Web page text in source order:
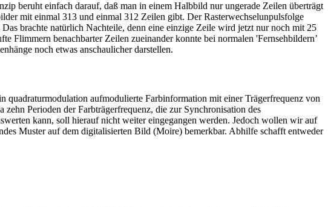
beruht einfach darauf, daß man in einem Halbbild nur ungerade Zeilen überträgt
mit einmal 313 und einmal 312 Zeilen gibt. Der Rasterwechselunpulsfolge
brachte natürlich Nachteile, denn eine einzige Zeile wird jetzt nur noch mit 25
Flimmern benachbarter Zeilen zueinander konnte bei normalen 'Fernsehbildern’
noch etwas anschaulicher darstellen.
aufmodulierte Farbinformation mit einer Trägerfrequenz von
Perioden der Farbträgerfrequenz, die zur Synchronisation des
kann, soll hierauf nicht weiter eingegangen werden. Jedoch wollen wir auf
Muster auf dem digitalisierten Bild (Moire) bemerkbar. Abhilfe schafft entweder